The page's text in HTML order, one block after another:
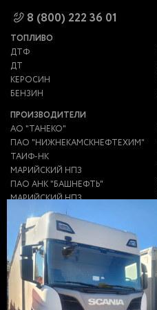
8 (800) 222 36 01
ТОПЛИВО
ДТФ
ДТ
КЕРОСИН
БЕНЗИН
ПРОИЗВОДИТЕЛИ
АО "ТАНЕКО"
ПАО "НИЖНЕКАМСКНЕФТЕХИМ"
ТАИФ-НК
МАРИЙСКИЙ НПЗ
ПАО АНК "БАШНЕФТЬ"
МАРИЙСКИЙ НПЗ
ЯРОСЛАВСКИЙ НПЗ
ИМ.МЕНДЕЛЕЕВА (ЯНПЗ)
НПЗ "НС-ОЙЛ"
НИКОЛАЕВСКИЙ НПЗ
АНТИПИНСКИЙ НПЗ
НГДУ "ЕЛХОВНЕФТЬ"
УТНИИ ООО "ГАЗПРОМ ДОБЫЧА
УРЕНГОЙ"